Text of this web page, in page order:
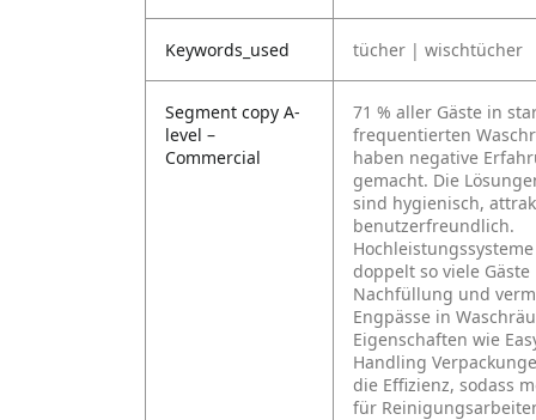
Keywords_used tücher | wischtücher
Segment copy A-
level –
Commercial
71 % aller Gäste in
frequentierten
haben negative
gemacht. Die
sind hygienisch,
benutzerfreundlich.
doppelt so viele Gäste
Nachfüllung und
Engpässe in
Eigenschaften wie
Handling
die Effizienz, sodass
für